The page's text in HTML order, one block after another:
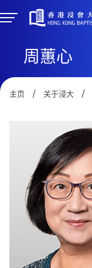
周蕙心
主页 / 关于浸大 /